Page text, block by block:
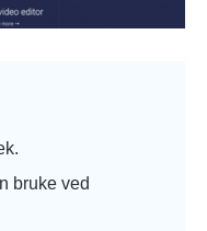
bruke ved